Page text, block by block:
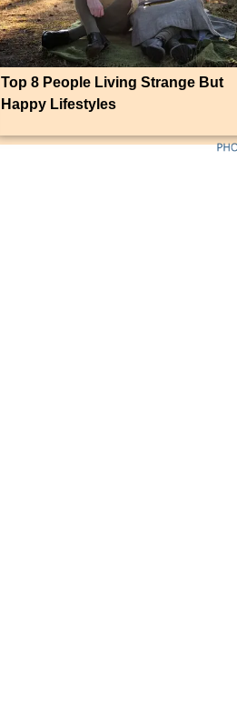
Top 8 People Living Strange But
Happy Lifestyles